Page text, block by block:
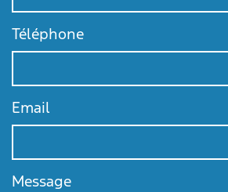
Téléphone
Email
Message